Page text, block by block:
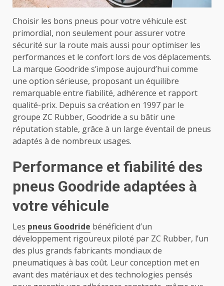
Choisir les bons pneus pour votre véhicule est
primordial, non seulement pour assurer votre
sécurité sur la route mais aussi pour optimiser les
performances et le confort lors de vos déplacements.
La marque Goodride s’impose aujourd’hui comme
une option sérieuse, proposant un équilibre
remarquable entre fiabilité, adhérence et rapport
qualité-prix. Depuis sa création en 1997 par le
groupe ZC Rubber, Goodride a su bâtir une
réputation stable, grâce à un large éventail de pneus
adaptés à de nombreux usages.
Performance et fiabilité des
pneus Goodride adaptées à
votre véhicule
Les pneus Goodride bénéficient d’un
développement rigoureux piloté par ZC Rubber, l’un
des plus grands fabricants mondiaux de
pneumatiques à bas coût. Leur conception met en
avant des matériaux et des technologies pensés